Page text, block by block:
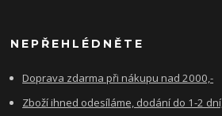
NEPŘEHLÉDNĚTE
Doprava zdarma při nákupu nad 2000,-
Zboží ihned odesíláme, dodání do 1-2